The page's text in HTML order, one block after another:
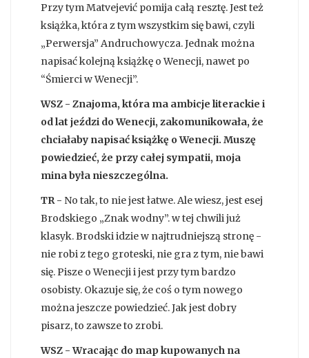
Przy tym Matvejević pomija całą resztę. Jest też
książka, która z tym wszystkim się bawi, czyli
„Perwersja” Andruchowycza. Jednak można
napisać kolejną książkę o Wenecji, nawet po
“Śmierci w Wenecji”.
WSZ - Znajoma, która ma ambicje literackie i
od lat jeździ do Wenecji, zakomunikowała, że
chciałaby napisać książkę o Wenecji. Muszę
powiedzieć, że przy całej sympatii, moja
mina była nieszczególna.
TR - No tak, to nie jest łatwe. Ale wiesz, jest esej
Brodskiego „Znak wodny”. w tej chwili już
klasyk. Brodski idzie w najtrudniejszą stronę -
nie robi z tego groteski, nie gra z tym, nie bawi
się. Pisze o Wenecji i jest przy tym bardzo
osobisty. Okazuje się, że coś o tym nowego
można jeszcze powiedzieć. Jak jest dobry
pisarz, to zawsze to zrobi.
WSZ - Wracając do map kupowanych na